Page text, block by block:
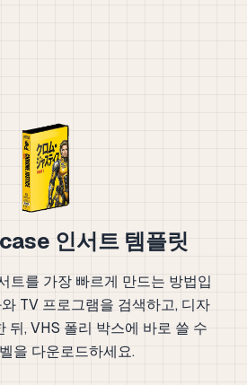
인서트 템플릿
트를 가장 빠르게 만드는 방법입
TV 프로그램을 검색하고, 디자
뒤, VHS 폴리 박스에 바로 쓸 수
을 다운로드하세요.